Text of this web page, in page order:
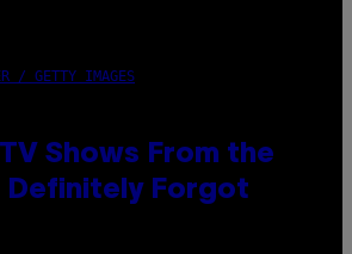
/ GETTY IMAGES
Shows From the
Definitely Forgot